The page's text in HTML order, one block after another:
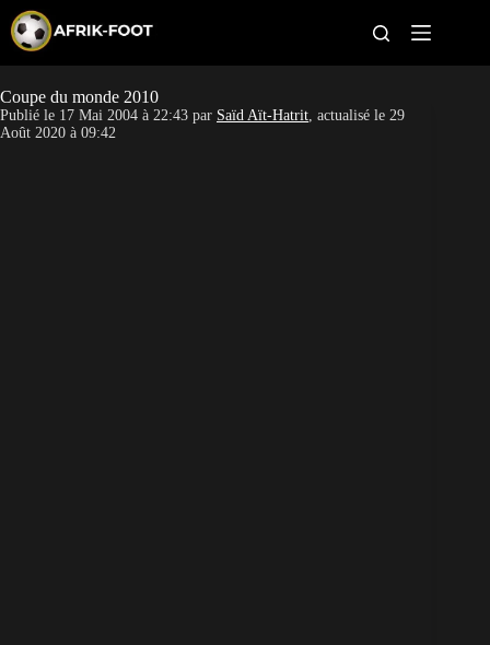
p
o
c
Coupe du monde 2010
Publié le 17 Mai 2004 à 22:43 par Saïd Aït-Hatrit, actualisé le 29
Août 2020 à 09:42